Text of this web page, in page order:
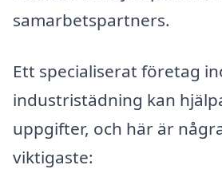
samarbetspartners.
Ett specialiserat företag
industristädning kan
uppgifter, och här är
viktigaste: